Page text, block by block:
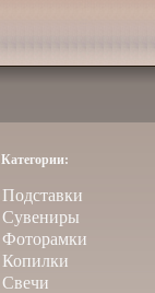
Категории:
Подставки
Сувениры
Фоторамки
Копилки
Свечи